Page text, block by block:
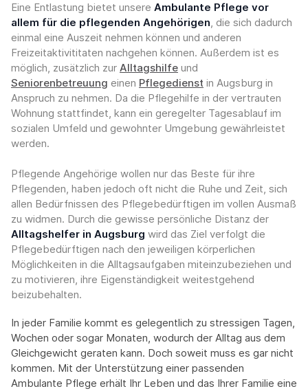
Eine Entlastung bietet unsere Ambulante Pflege vor
allem für die pflegenden Angehörigen, die sich dadurch
einmal eine Auszeit nehmen können und anderen
Freizeitaktivititaten nachgehen können. Außerdem ist es
möglich, zusätzlich zur Alltagshilfe und
Seniorenbetreuung einen Pflegedienst in Augsburg in
Anspruch zu nehmen. Da die Pflegehilfe in der vertrauten
Wohnung stattfindet, kann ein geregelter Tagesablauf im
sozialen Umfeld und gewohnter Umgebung gewährleistet
werden.
Pflegende Angehörige wollen nur das Beste für ihre
Pflegenden, haben jedoch oft nicht die Ruhe und Zeit, sich
allen Bedürfnissen des Pflegebedürftigen im vollen Ausmaß
zu widmen. Durch die gewisse persönliche Distanz der
Alltagshelfer in Augsburg wird das Ziel verfolgt die
Pflegebedürftigen nach den jeweiligen körperlichen
Möglichkeiten in die Alltagsaufgaben miteinzubeziehen und
zu motivieren, ihre Eigenständigkeit weitestgehend
beizubehalten.
In jeder Familie kommt es gelegentlich zu stressigen Tagen,
Wochen oder sogar Monaten, wodurch der Alltag aus dem
Gleichgewicht geraten kann. Doch soweit muss es gar nicht
kommen. Mit der Unterstützung einer passenden
Ambulante Pflege erhält Ihr Leben und das Ihrer Familie eine